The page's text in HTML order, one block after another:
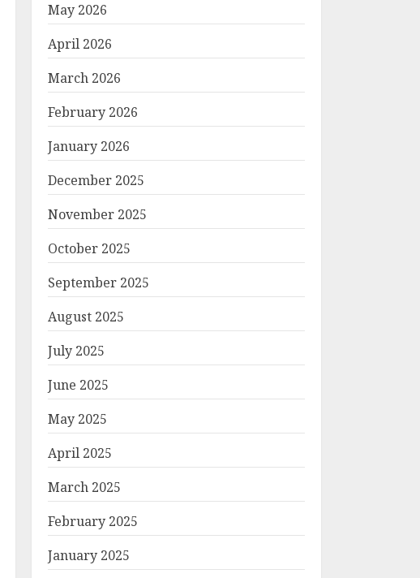
May 2026
April 2026
March 2026
February 2026
January 2026
December 2025
November 2025
October 2025
September 2025
August 2025
July 2025
June 2025
May 2025
April 2025
March 2025
February 2025
January 2025